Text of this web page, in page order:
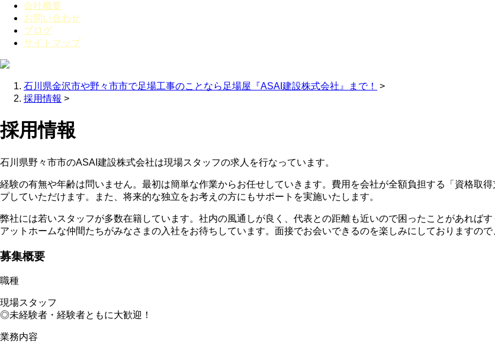
会社概要
お問い合わせ
ブログ
サイトマップ
石川県金沢市や野々市市で足場工事のことなら足場屋『ASAI建設株式会社』まで！
>
採用情報 >
採用情報
石川県野々市市のASAI建設株式会社は現場スタッフの求人を行なっています。
経験の有無や年齢は問いません。最初は簡単な作業からお任せしていきます。費用を会社が全額負担する「資格取
プしていただけます。また、将来的な独立をお考えの方にもサポートを実施いたします。
弊社には若いスタッフが多数在籍しています。社内の風通しが良く、代表との距離も近いので困ったことがあればす
アットホームな仲間たちがみなさまの入社をお待ちしています。面接でお会いできるのを楽しみにしておりますの
募集概要
職種
現場スタッフ
◎未経験者・経験者ともに大歓迎！
業務内容